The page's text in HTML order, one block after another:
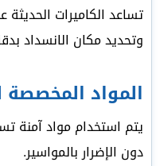
تساعد الكاميرات
وتحديد مكان الانسداد
المواد
يتم استخدام مواد آمنة
دون الإضرار بالمواسير.